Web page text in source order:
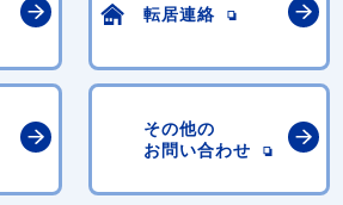
転居連絡
その他の
お問い合わせ